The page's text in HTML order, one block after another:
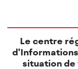
Le centre
situation de